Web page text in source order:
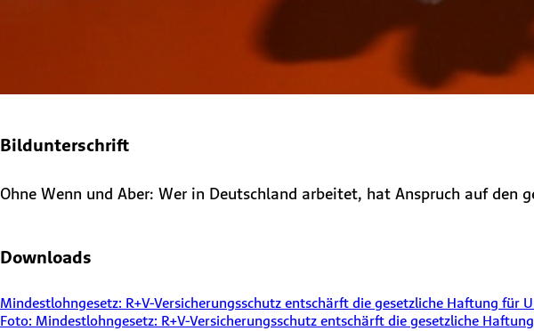
Bildunterschrift
Ohne Wenn und Aber: Wer in Deutschland arbeitet, hat Anspruch auf den
Downloads
Mindestlohngesetz: R+V-Versicherungsschutz entschärft die gesetzliche Haftung für
Foto: Mindestlohngesetz: R+V-Versicherungsschutz entschärft die gesetzliche